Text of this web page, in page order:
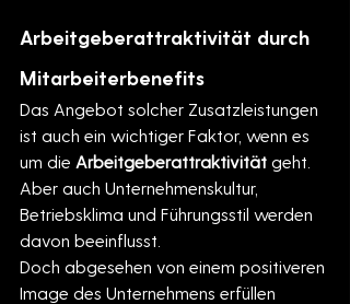
Arbeitgeberattraktivität durch
Mitarbeiterbenefits
Das Angebot solcher Zusatzleistungen
ist auch ein wichtiger Faktor, wenn es
um die Arbeitgeberattraktivität geht.
Aber auch Unternehmenskultur,
Betriebsklima und Führungsstil werden
davon beeinflusst.
Doch abgesehen von einem positiveren
Image des Unternehmens erfüllen